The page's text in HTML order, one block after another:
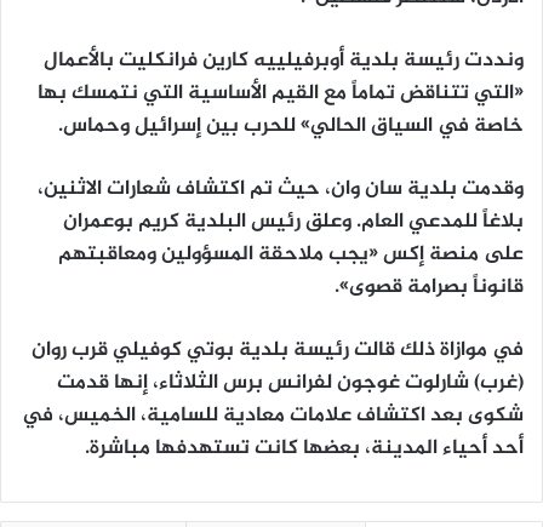
ونددت رئيسة بلدية أوبرفيلييه كارين فرانكليت بالأعمال
«التي تتناقض تماماً مع القيم الأساسية التي نتمسك بها
خاصة في السياق الحالي» للحرب بين إسرائيل وحماس.
وقدمت بلدية سان وان، حيث تم اكتشاف شعارات الاثنين،
بلاغاً للمدعي العام. وعلق رئيس البلدية كريم بوعمران
على منصة إكس «يجب ملاحقة المسؤولين ومعاقبتهم
قانوناً بصرامة قصوى».
في موازاة ذلك قالت رئيسة بلدية بوتي كوفيلي قرب روان
(غرب) شارلوت غوجون لفرانس برس الثلاثاء، إنها قدمت
شكوى بعد اكتشاف علامات معادية للسامية، الخميس، في
أحد أحياء المدينة، بعضها كانت تستهدفها مباشرة.